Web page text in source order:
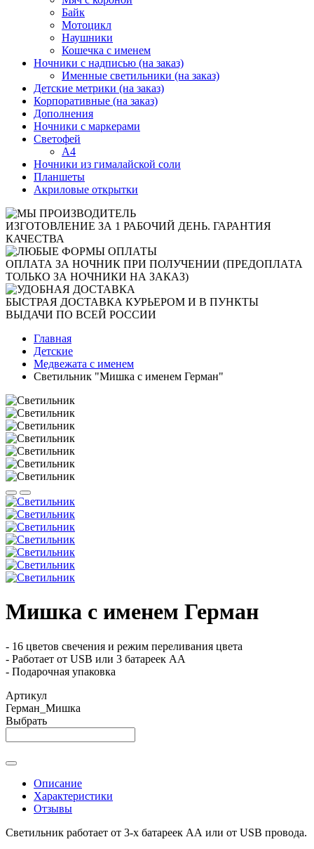
Байк
Мотоцикл
Наушники
Кошечка с именем
Ночники с надписью (на заказ)
Именные светильники (на заказ)
Детские метрики (на заказ)
Корпоративные (на заказ)
Дополнения
Ночники с маркерами
Светофей
А4
Ночники из гималайской соли
Планшеты
Акриловые открытки
ИЗГОТОВЛЕНИЕ ЗА 1 РАБОЧИЙ ДЕНЬ. ГАРАНТИЯ
КАЧЕСТВА
ОПЛАТА ЗА НОЧНИК ПРИ ПОЛУЧЕНИИ (ПРЕДОПЛАТА
ТОЛЬКО ЗА НОЧНИКИ НА ЗАКАЗ)
БЫСТРАЯ ДОСТАВКА КУРЬЕРОМ И В ПУНКТЫ
ВЫДАЧИ ПО ВСЕЙ РОССИИ
Главная
Детские
Медвежата с именем
Светильник "Мишка с именем Герман"
Мишка с именем Герман
- 16 цветов свечения и режим переливания цвета
- Работает от USB или 3 батареек АА
- Подарочная упаковка
Артикул
Герман_Мишка
Выбрать
Описание
Характеристики
Отзывы
Светильник работает от 3-х батареек АА или от USB провода.